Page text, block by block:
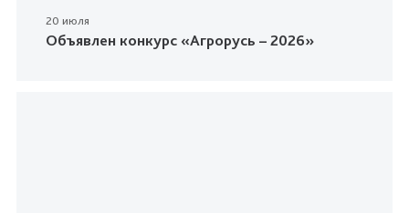
20 июля
Объявлен конкурс «Агрорусь – 2026»